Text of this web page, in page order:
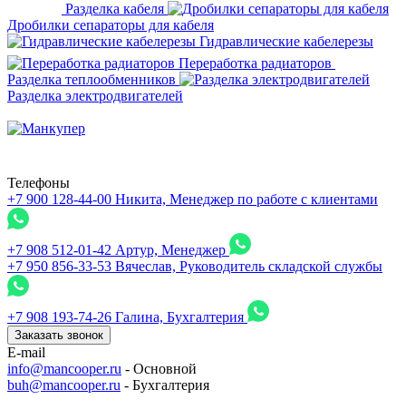
Разделка кабеля
Дробилки сепараторы для кабеля
Гидравлические кабелерезы
Переработка радиаторов
Разделка теплообменников
Разделка электродвигателей
Телефоны
+7 900 128-44-00 Никита, Менеджер по работе с клиентами
+7 908 512-01-42 Артур, Менеджер
+7 950 856-33-53 Вячеслав, Руководитель складской службы
+7 908 193-74-26 Галина, Бухгалтерия
Заказать звонок
E-mail
info@mancooper.ru - Основной
buh@mancooper.ru - Бухгалтерия